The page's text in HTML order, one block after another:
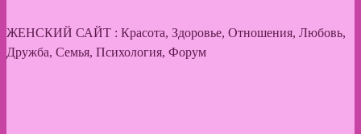
ЖЕНСКИЙ САЙТ : Красота, Здоровье, Отношения, Любовь,
Дружба, Семья, Психология, Форум